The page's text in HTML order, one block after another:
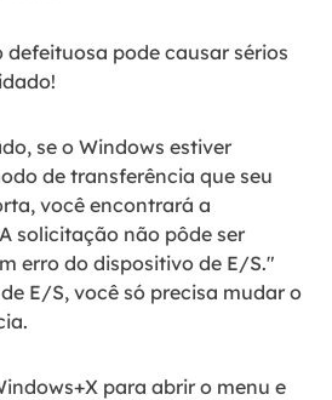
defeituosa pode causar sérios
se o Windows estiver
de transferência que seu
você encontrará a
solicitação não pôde ser
erro do dispositivo de E/S."
E/S, você só precisa mudar o
para abrir o menu e